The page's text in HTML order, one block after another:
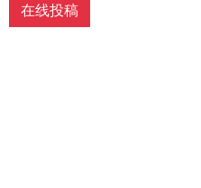
在线投稿